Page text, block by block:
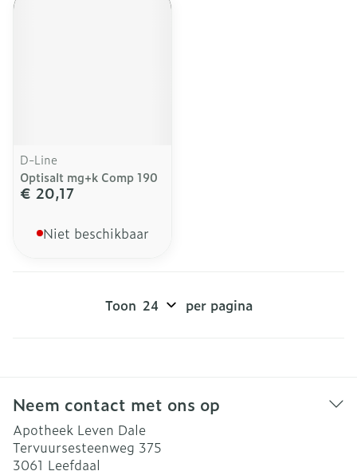
D-Line
Optisalt mg+k Comp 190
€ 20,17
Niet beschikbaar
Toon per pagina
Neem contact met ons op
Apotheek Leven Dale
Tervuursesteenweg 375
3061 Leefdaal